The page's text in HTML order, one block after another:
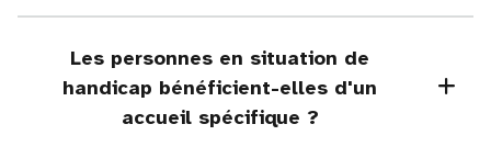
Les personnes en situation de
handicap bénéficient-elles d'un
accueil spécifique ?